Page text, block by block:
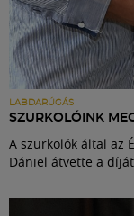
LABDARÚGÁS
SZURKOLÓINK
A szurkolók által az
Dániel átvette a díját.
Szolgáltatások
Shop
Közösség
Múzeum